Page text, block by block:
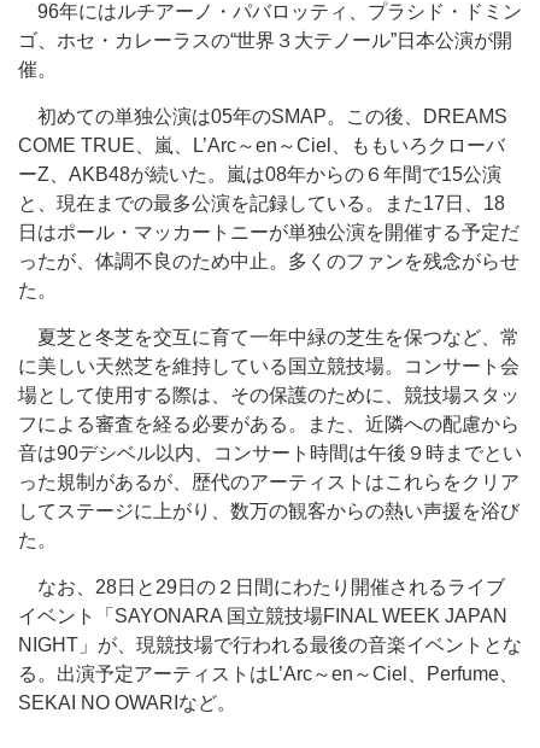
96年にはルチアーノ・パバロッティ、プラシド・ドミン
ゴ、ホセ・カレーラスの“世界３大テノール”日本公演が開
催。
初めての単独公演は05年のSMAP。この後、DREAMS
COME TRUE、嵐、L’Arc～en～Ciel、ももいろクローバ
ーZ、AKB48が続いた。嵐は08年からの６年間で15公演
と、現在までの最多公演を記録している。また17日、18
日はポール・マッカートニーが単独公演を開催する予定だ
ったが、体調不良のため中止。多くのファンを残念がらせ
た。
夏芝と冬芝を交互に育て一年中緑の芝生を保つなど、常
に美しい天然芝を維持している国立競技場。コンサート会
場として使用する際は、その保護のために、競技場スタッ
フによる審査を経る必要がある。また、近隣への配慮から
音は90デシベル以内、コンサート時間は午後９時までとい
った規制があるが、歴代のアーティストはこれらをクリア
してステージに上がり、数万の観客からの熱い声援を浴び
た。
なお、28日と29日の２日間にわたり開催されるライブ
イベント「SAYONARA 国立競技場FINAL WEEK JAPAN
NIGHT」が、現競技場で行われる最後の音楽イベントとな
る。出演予定アーティストはL’Arc～en～Ciel、Perfume、
SEKAI NO OWARIなど。